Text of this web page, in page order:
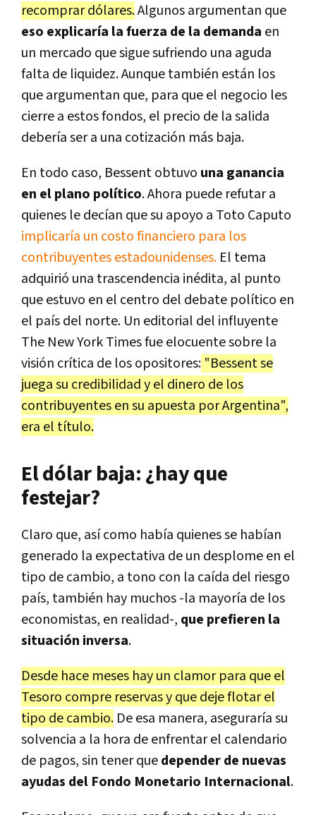
recomprar dólares.Algunos argumentan que
eso explicaría la fuerza de la demanda en
un mercado que sigue sufriendo una aguda
falta de liquidez. Aunque también están los
que argumentan que, para que el negocio les
cierre a estos fondos, el precio de la salida
debería ser a una cotización más baja.
En todo caso, Bessent obtuvo una ganancia
en el plano político. Ahora puede refutar a
quienes le decían que su apoyo a Toto Caputo
implicaría un costo financiero para los
contribuyentes estadounidenses. El tema
adquirió una trascendencia inédita, al punto
que estuvo en el centro del debate político en
el país del norte. Un editorial del influyente
The New York Times fue elocuente sobre la
visión crítica de los opositores: "Bessent se
juega su credibilidad y el dinero de los
contribuyentes en su apuesta por Argentina",
era el título.
El dólar baja: ¿hay que
festejar?
Claro que, así como había quienes se habían
generado la expectativa de un desplome en el
tipo de cambio, a tono con la caída del riesgo
país, también hay muchos -la mayoría de los
economistas, en realidad-, que prefieren la
situación inversa.
Desde hace meses hay un clamor para que el
Tesoro compre reservas y que deje flotar el
tipo de cambio. De esa manera, aseguraría su
solvencia a la hora de enfrentar el calendario
de pagos, sin tener quedepender de nuevas
ayudas del Fondo Monetario Internacional.